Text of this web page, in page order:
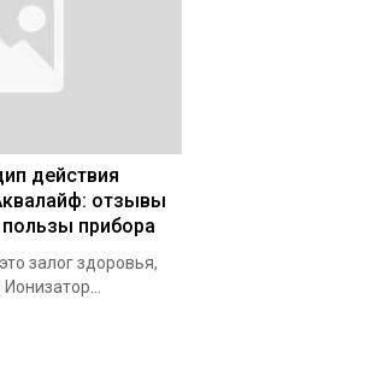
действия
отзывы
прибора
залог здоровья,